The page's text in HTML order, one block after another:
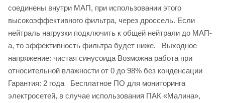
соединены внутри МАП, при использовании этого
высокоэффективного фильтра, через дроссель. Если
нейтраль нагрузки подключить к общей нейтрали до МАП-
а, то эффективность фильтра будет ниже. Выходное
напряжение: чистая синусоида Возможна работа при
относительной влажности от 0 до 98% без конденсации
Гарантия: 2 года Бесплатное ПО для мониторинга
электросетей, в случае использования ПАК «Малина»,